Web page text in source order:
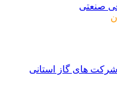
های گاز استانی